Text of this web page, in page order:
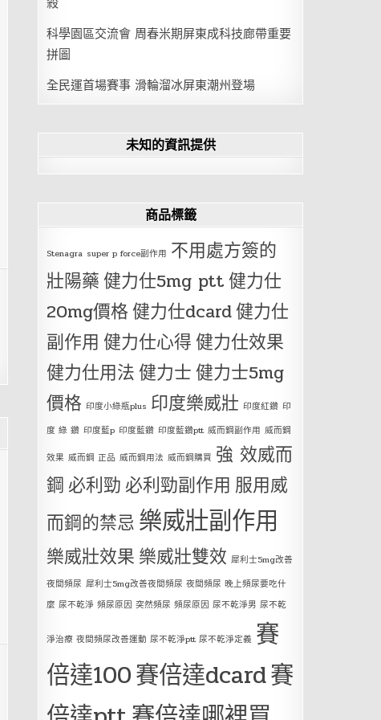
科學園區交流會 周春米期屏東成科技廊帶重要
拼圖
全民運首場賽事 滑輪溜冰屏東潮州登場
未知的資訊提供
商品標籤
Stenagra super p force副作用 不用處方簽的
壯陽藥健力仕5mg ptt健力仕
20mg價格健力仕dcard健力仕
副作用 健力仕心得健力仕效果
健力仕用法健力士健力士5mg
價格 印度小綠瓶plus 印度樂威壯 印度紅鑽 印
度 綠 鑽 印度藍p 印度藍鑽 印度藍鑽ptt 威而鋼副作用 威而鋼
效果 威而鋼 正品 威而鋼用法 威而鋼購買 強 效威而
鋼 必利勁 必利勁副作用 服用威
而鋼的禁忌 樂威壯副作用
樂威壯效果 樂威壯雙效 犀利士5mg改善
夜間頻尿 犀利士5mg改善夜間頻尿 夜間頻尿 晚上頻尿要吃什
麼 尿不乾淨 頻尿原因 突然頻尿 頻尿原因 尿不乾淨男 尿不乾
淨治療 夜間頻尿改善運動 尿不乾淨ptt 尿不乾淨定義 賽
倍達100賽倍達dcard賽